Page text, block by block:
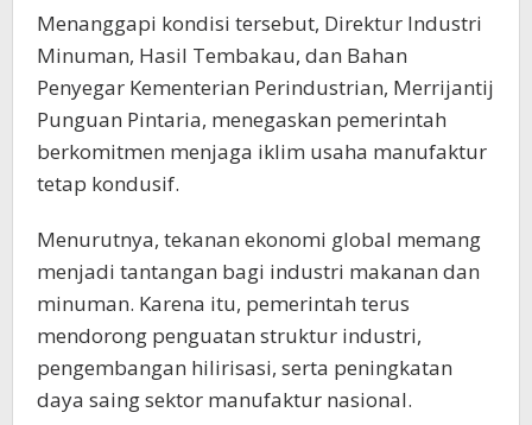
Menanggapi kondisi tersebut, Direktur Industri
Minuman, Hasil Tembakau, dan Bahan
Penyegar Kementerian Perindustrian, Merrijantij
Punguan Pintaria, menegaskan pemerintah
berkomitmen menjaga iklim usaha manufaktur
tetap kondusif.
Menurutnya, tekanan ekonomi global memang
menjadi tantangan bagi industri makanan dan
minuman. Karena itu, pemerintah terus
mendorong penguatan struktur industri,
pengembangan hilirisasi, serta peningkatan
daya saing sektor manufaktur nasional.